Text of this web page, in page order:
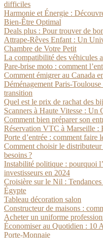
difficiles
Harmonie et Énergie :
Bien-Être Optimal
Deals plus : Pour trouver de
Attrape-Rêves Enfant : Un
Chambre de Votre Petit
La compatibilité des véhicules
Pare-brise moto : comment
Comment émigrer au Canada
Déménagement Paris-
transition
Quel est le prix de rachat des
Scanners à Haute Vitesse :
Comment bien préparer son
Réservation VTC à Marseille :
Porte d’entrée : comment faire
Comment choisir le
besoins ?
Instabilité politique : pourquoi
investisseurs en 2024
Croisière sur le Nil :
Égypte
Tableau décoration salon
Constructeur de maisons :
Acheter un uniforme
Économiser au Quotidien : 10
Porte-Monnaie